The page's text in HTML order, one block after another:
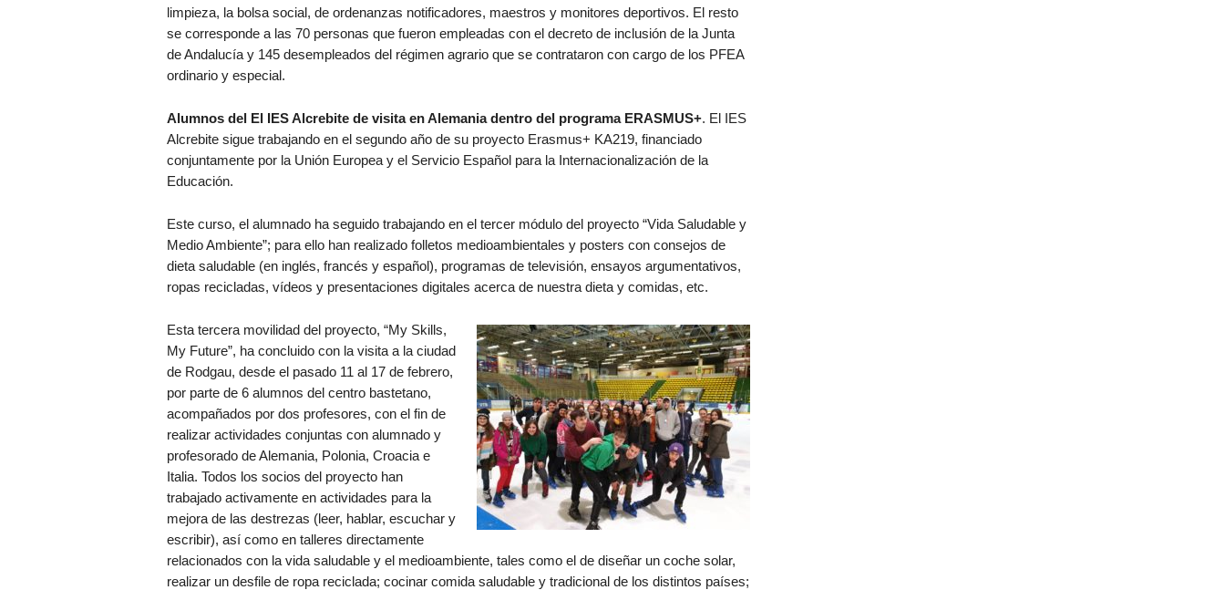
limpieza, la bolsa social, de ordenanzas notificadores, maestros y monitores deportivos. El resto
se corresponde a las 70 personas que fueron empleadas con el decreto de inclusión de la Junta
de Andalucía y 145 desempleados del régimen agrario que se contrataron con cargo de los PFEA
ordinario y especial.
Alumnos del El IES Alcrebite de visita en Alemania dentro del programa ERASMUS+. El IES
Alcrebite sigue trabajando en el segundo año de su proyecto Erasmus+ KA219, financiado
conjuntamente por la Unión Europea y el Servicio Español para la Internacionalización de la
Educación.
Este curso, el alumnado ha seguido trabajando en el tercer módulo del proyecto “Vida Saludable y
Medio Ambiente”; para ello han realizado folletos medioambientales y posters con consejos de
dieta saludable (en inglés, francés y español), programas de televisión, ensayos argumentativos,
ropas recicladas, vídeos y presentaciones digitales acerca de nuestra dieta y comidas, etc.
Esta tercera movilidad del proyecto, “My Skills,
My Future”, ha concluido con la visita a la ciudad
de Rodgau, desde el pasado 11 al 17 de febrero,
por parte de 6 alumnos del centro bastetano,
acompañados por dos profesores, con el fin de
realizar actividades conjuntas con alumnado y
profesorado de Alemania, Polonia, Croacia e
Italia. Todos los socios del proyecto han
trabajado activamente en actividades para la
mejora de las destrezas (leer, hablar, escuchar y
escribir), así como en talleres directamente
relacionados con la vida saludable y el medioambiente, tales como el de diseñar un coche solar,
realizar un desfile de ropa reciclada; cocinar comida saludable y tradicional de los distintos países;